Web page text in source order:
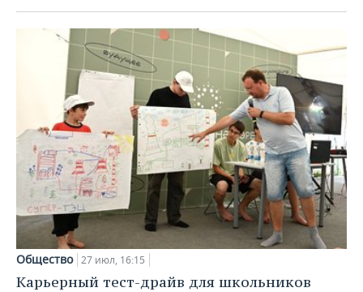
Общество 27 июл, 16:15
Карьерный тест-драйв для школьников